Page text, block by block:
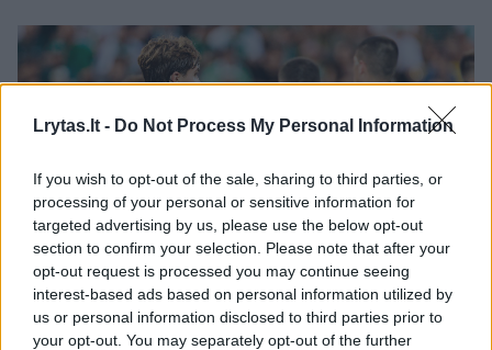
Lrytas.lt - Do Not Process My Personal Information
If you wish to opt-out of the sale, sharing to third parties, or
processing of your personal or sensitive information for
targeted advertising by us, please use the below opt-out
section to confirm your selection. Please note that after your
opt-out request is processed you may continue seeing
interest-based ads based on personal information utilized by
us or personal information disclosed to third parties prior to
your opt-out. You may separately opt-out of the further
Daugiau nuotraukų (6)